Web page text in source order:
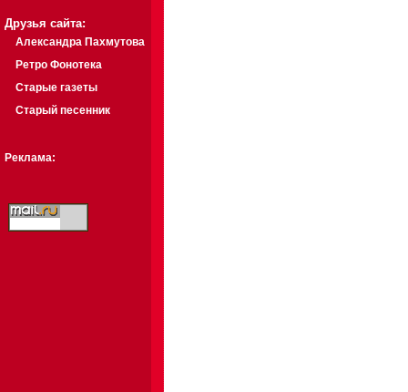
Друзья сайта:
Александра Пахмутова
Ретро Фонотека
Старые газеты
Старый песенник
Реклама: